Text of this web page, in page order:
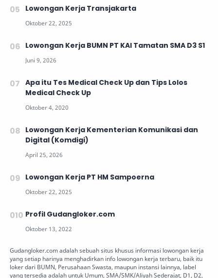
Lowongan Kerja Transjakarta
Lowongan Kerja BUMN PT KAI Tamatan SMA D3 S1
Apa itu Tes Medical Check Up dan Tips Lolos
Medical Check Up
Lowongan Kerja Kementerian Komunikasi dan
Digital (Komdigi)
Lowongan Kerja PT HM Sampoerna
Profil Gudangloker.com
Gudangloker.com adalah sebuah situs khusus informasi lowongan kerja
yang setiap harinya menghadirkan info lowongan kerja terbaru, baik itu
loker dari BUMN, Perusahaan Swasta, maupun instansi lainnya, label
yang tersedia adalah untuk Umum, SMA/SMK/Aliyah Sederajat, D1, D2,